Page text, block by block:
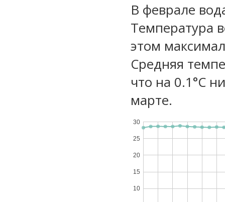
В феврале
Температура
этом
Средняя
что на 0.1°C
марте.
10
15
20
25
30